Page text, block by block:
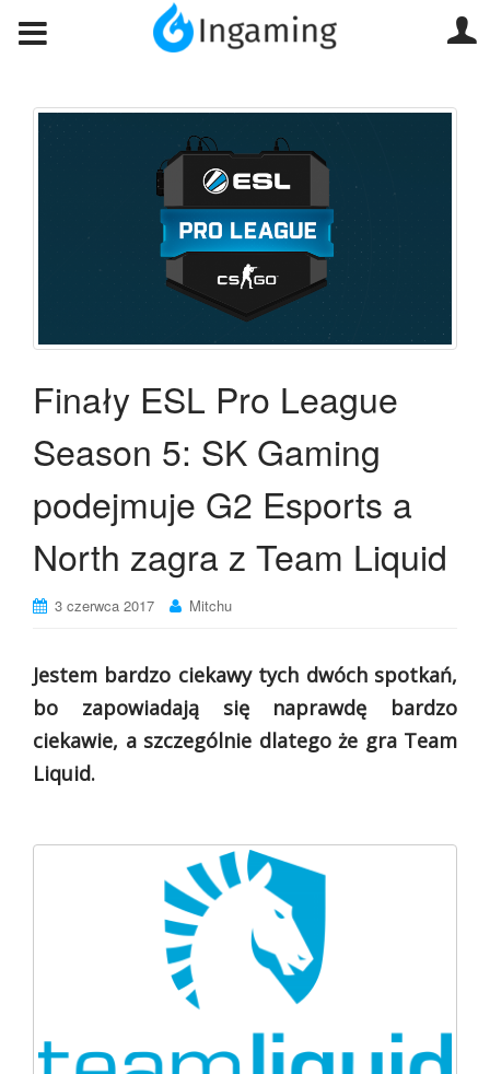
Finały ESL Pro League
Season 5: SK Gaming
podejmuje G2 Esports a
North zagra z Team Liquid
3 czerwca 2017 Mitchu
Jestem bardzo ciekawy tych dwóch spotkań,
bo zapowiadają się naprawdę bardzo
ciekawie, a szczególnie dlatego że gra Team
Liquid.